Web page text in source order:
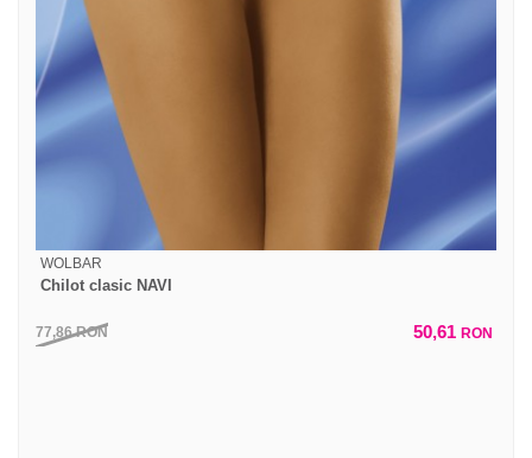
WOLBAR
Chilot clasic NAVI
77,86RON 50,61 RON